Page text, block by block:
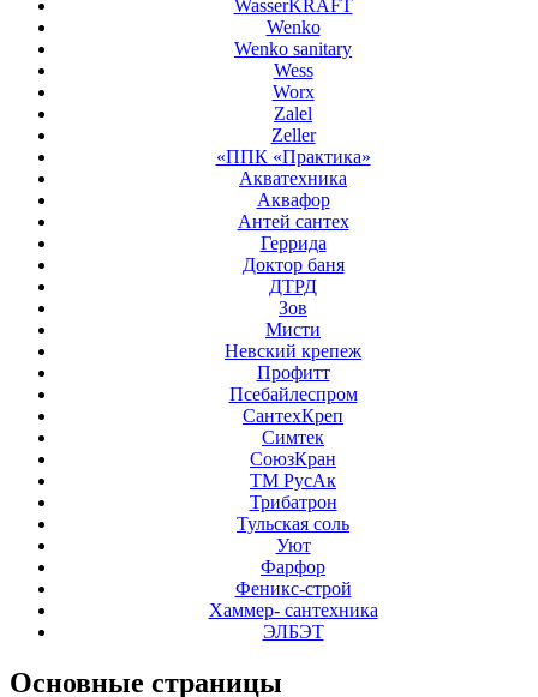
WasserKRAFT
Wenko
Wenko sanitary
Wess
Worx
Zalel
Zeller
«ППК «Практика»
Акватехника
Аквафор
Антей сантех
Геррида
Доктор баня
ДТРД
Зов
Мисти
Невский крепеж
Профитт
Псебайлеспром
СантехКреп
Симтек
СоюзКран
ТМ РусАк
Трибатрон
Тульская соль
Уют
Фарфор
Феникс-строй
Хаммер- сантехника
ЭЛБЭТ
Основные страницы